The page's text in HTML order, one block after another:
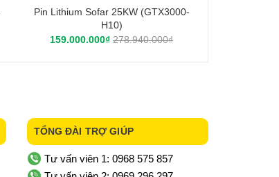
Pin Lithium Sofar 25KW (GTX3000-
H10)
159.000.000₫278.940.000₫
TỔNG ĐÀI TRỢ GIÚP
Tư vấn viên 1: 0968 575 857